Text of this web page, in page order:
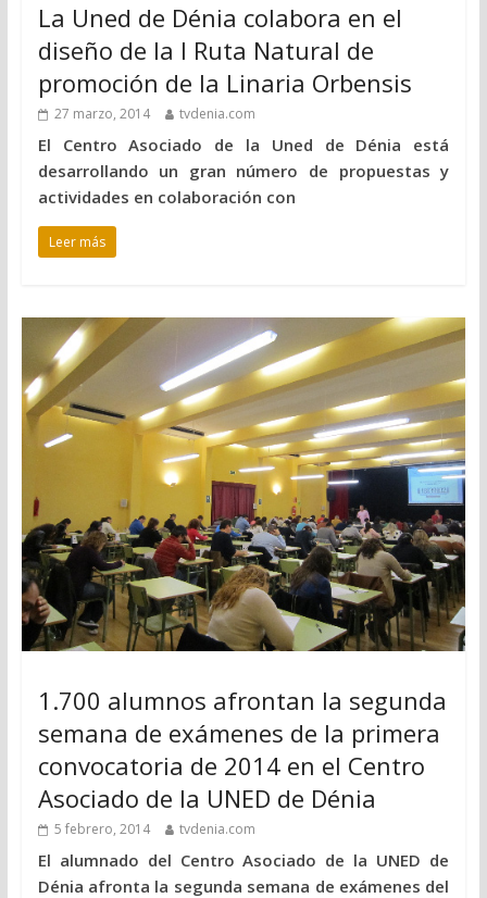
La Uned de Dénia colabora en el
diseño de la I Ruta Natural de
promoción de la Linaria Orbensis
27 marzo, 2014 tvdenia.com
El Centro Asociado de la Uned de Dénia está
desarrollando un gran número de propuestas y
actividades en colaboración con
Leer más
1.700 alumnos afrontan la segunda
semana de exámenes de la primera
convocatoria de 2014 en el Centro
Asociado de la UNED de Dénia
5 febrero, 2014 tvdenia.com
El alumnado del Centro Asociado de la UNED de
Dénia afronta la segunda semana de exámenes del